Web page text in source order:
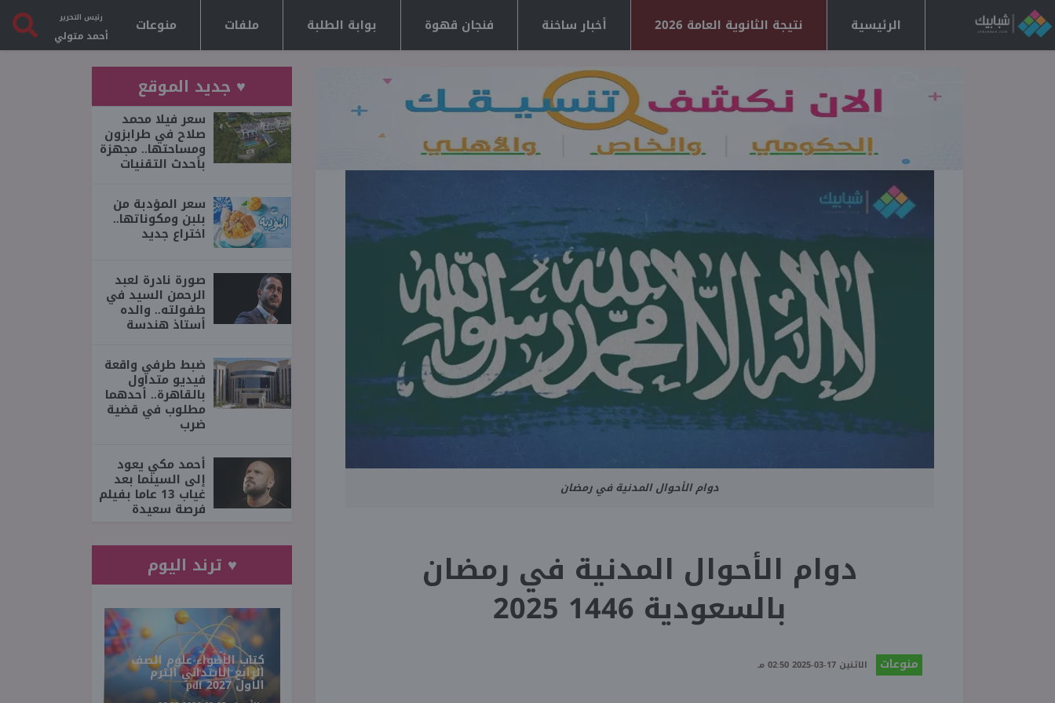
الرئيسية نتيجة الثانوية العامة 2026 أخبار ساخنة فنجان قهوة بوابة الطلبة ملفات منوعات رئيس التحرير
أحمد متولي
دوام الأحوال المدنية في رمضان
دوام الأحوال المدنية في رمضان
بالسعودية 1446 2025
منوعات الاثنين 17-03-2025 02:50 مـ
♥ جديد الموقع
سعر فيلا محمد
صلاح في طرابزون
ومساحتها.. مجهزة
بأحدث التقنيات
سعر المؤدبة من
بلبن ومكوناتها..
اختراع جديد
صورة نادرة لعبد
الرحمن السيد في
طفولته.. والده
أستاذ هندسة
ضبط طرفي واقعة
فيديو متداول
بالقاهرة.. أحدهما
مطلوب في قضية
ضرب
أحمد مكي يعود
إلى السينما بعد
غياب 13 عاما بفيلم
فرصة سعيدة
♥ ترند اليوم
كتاب الأضواء علوم الصف
الرابع الابتدائي الترم
الأول 2027 pdf